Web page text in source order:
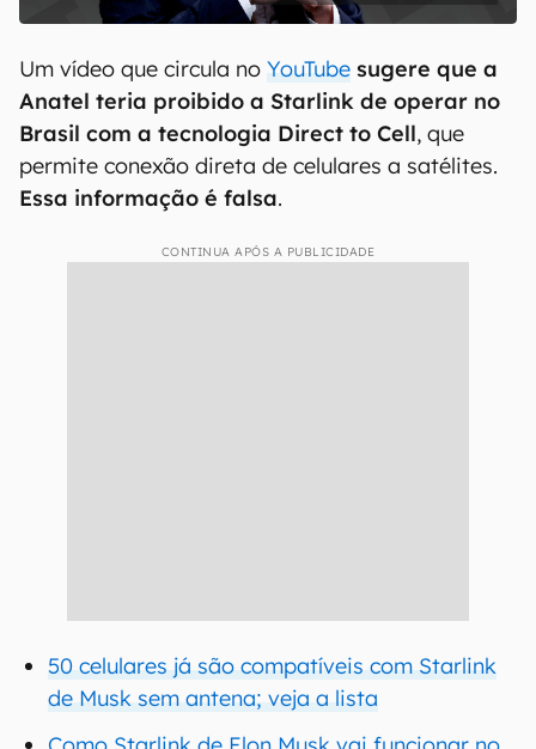
Um vídeo que circula no YouTube sugere que a
Anatel teria proibido a Starlink de operar no
Brasil com a tecnologia Direct to Cell, que
permite conexão direta de celulares a satélites.
Essa informação é falsa.
CONTINUA APÓS A PUBLICIDADE
50 celulares já são compatíveis com Starlink
de Musk sem antena; veja a lista